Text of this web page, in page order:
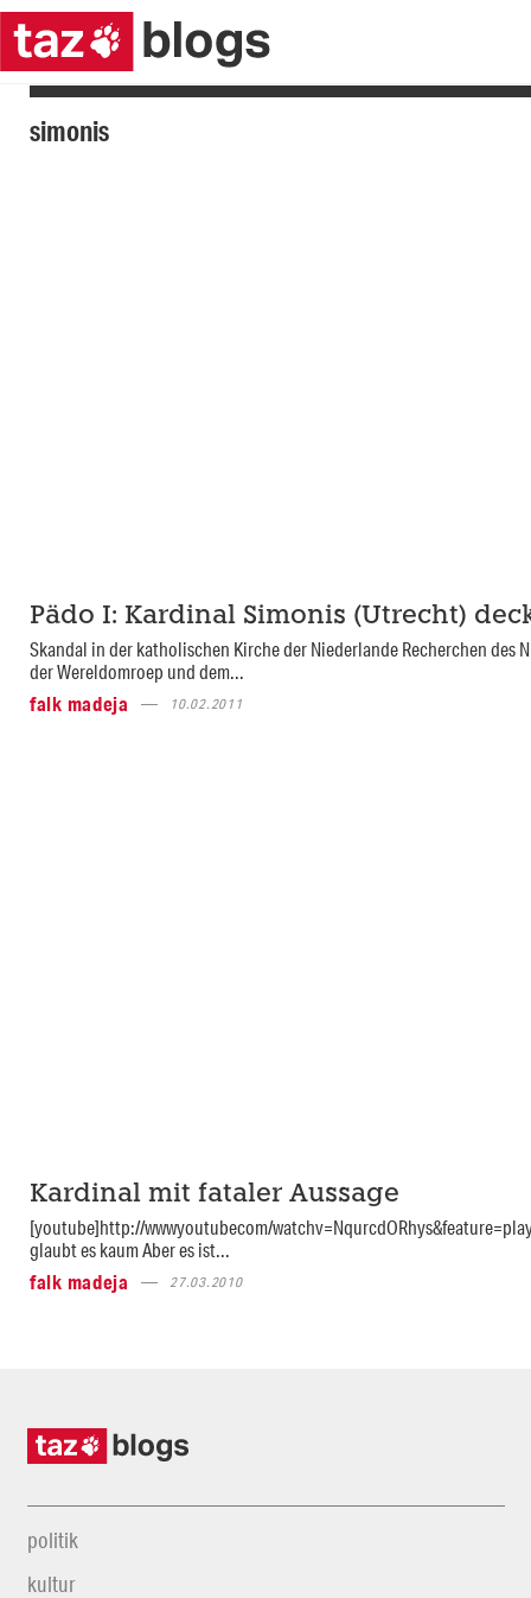
simonis
Pädo I: Kardinal Simonis (Utrecht)
Skandal in der katholischen Kirche der Niederlande Recherchen des
der Wereldomroep und dem...
falk madeja
10.02.2011
Kardinal mit fataler Aussage
[youtube]http://wwwyoutubecom/
glaubt es kaum Aber es ist...
falk madeja
27.03.2010
politik
kultur